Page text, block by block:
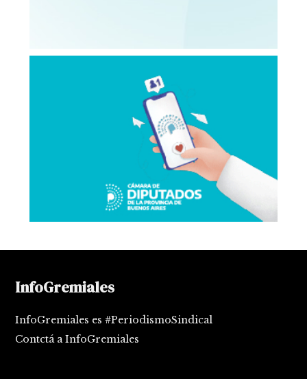
InfoGremiales
InfoGremiales es #PeriodismoSindical
Contctá a InfoGremiales